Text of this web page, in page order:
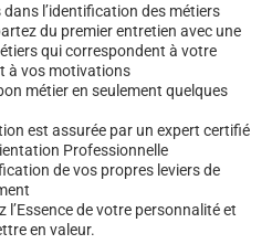
dans l’identification des métiers
du premier entretien avec une
qui correspondent à votre
à vos motivations
métier en seulement quelques
est assurée par un expert certifié
Professionnelle
de vos propres leviers de
l’Essence de votre personnalité et
en valeur.